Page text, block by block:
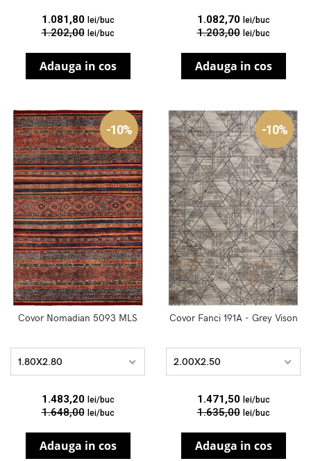
1.081,80 lei/buc
1.202,00 lei/buc
Adauga in cos
1.082,70 lei/buc
1.203,00 lei/buc
Adauga in cos
-10%
Covor Nomadian 5093 MLS
1.80X2.80
1.483,20 lei/buc
1.648,00 lei/buc
Adauga in cos
-10%
Covor Fanci 191A - Grey Vison
2.00X2.50
1.471,50 lei/buc
1.635,00 lei/buc
Adauga in cos